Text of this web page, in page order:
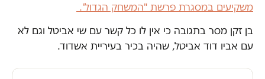
משקיעים במסגרת פרשת "המשחק הגדול".
בן זקן מסר בתגובה כי אין לו כל קשר עם שי אביטל וגם לא
עם אביו דוד אביטל, שהיה בכיר בעיריית אשדוד.